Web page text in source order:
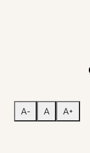
A- A A+